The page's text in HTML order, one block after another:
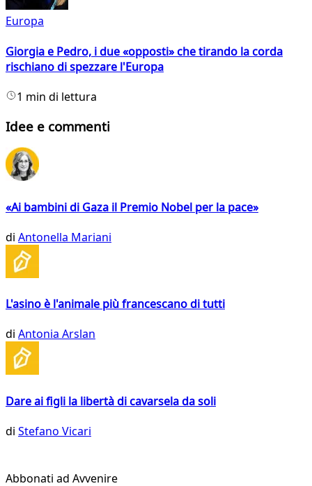
Europa
Giorgia e Pedro, i due «opposti» che tirando la corda
rischiano di spezzare l'Europa
1 min di lettura
Idee e commenti
«Ai bambini di Gaza il Premio Nobel per la pace»
di Antonella Mariani
L'asino è l'animale più francescano di tutti
di Antonia Arslan
Dare ai figli la libertà di cavarsela da soli
di Stefano Vicari
Abbonati ad Avvenire